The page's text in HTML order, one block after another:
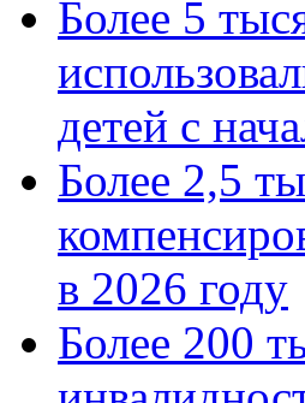
Более 5
детей с
Более 2,5
в 2026 году
Более 200